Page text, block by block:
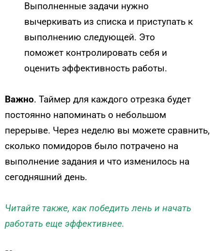
Выполненные задачи нужно
вычеркивать из списка и приступать к
выполнению следующей. Это
поможет контролировать себя и
оценить эффективность работы.
Важно. Таймер для каждого отрезка будет
постоянно напоминать о небольшом
перерыве. Через неделю вы можете сравнить,
сколько помидоров было потрачено на
выполнение задания и что изменилось на
сегодняшний день.
Читайте также, как победить лень и начать
работать еще эффективнее.